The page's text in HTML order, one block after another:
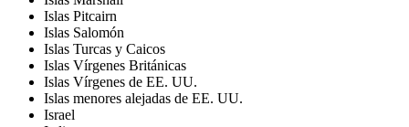
Islas Pitcairn
Islas Salomón
Islas Turcas y Caicos
Islas Vírgenes Británicas
Islas Vírgenes de EE. UU.
Islas menores alejadas de EE. UU.
Israel